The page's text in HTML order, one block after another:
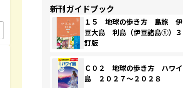
新刊ガイドブック
１５ 地球の歩き方 島旅 伊
豆大島 利島（伊豆諸島①）３
訂版
Ｃ０２ 地球の歩き方 ハワイ
島 ２０２７～２０２８